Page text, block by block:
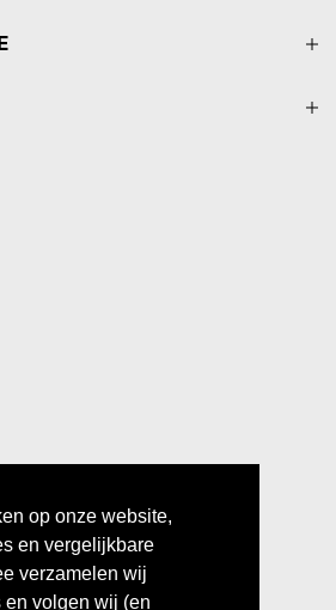
op onze website,
en vergelijkbare
verzamelen wij
volgen wij (en